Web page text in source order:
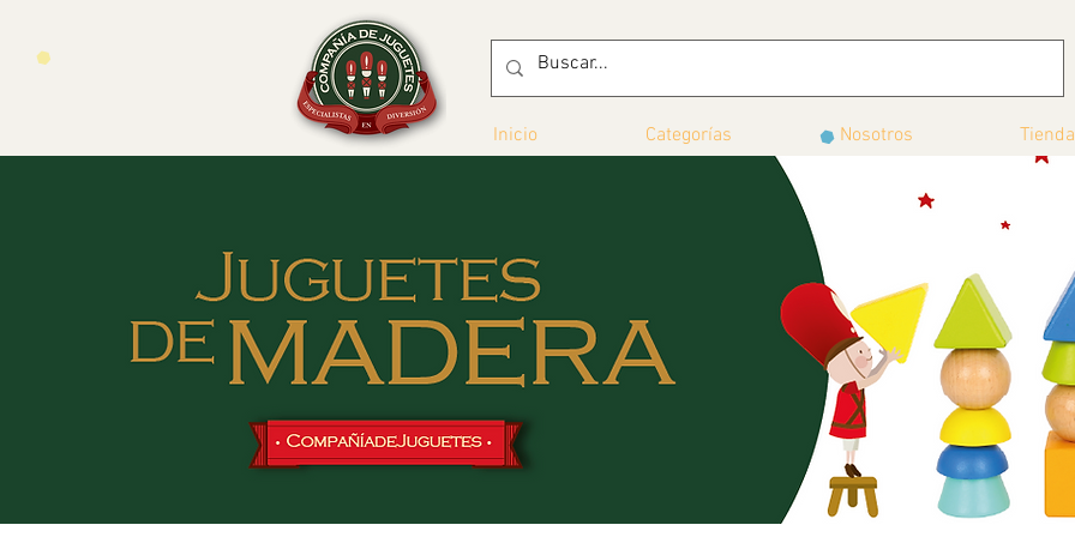
Inicio Categorías Nosotros